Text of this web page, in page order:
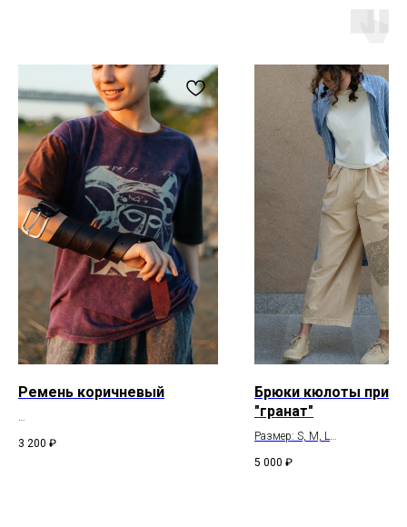
Ремень коричневый
3 200 ₽
Брюки кюлоты принт
"гранат"
Размер: S, M, L
5 000 ₽
Контакты
Доставка и оплата
Обмен и возврат
Уход за изделиями
из кожи
О материалах
+7 931 996 00 37
kanishka_spb@mail.ru
Санкт-Петербург
Лиговский пр-т, д. 74
ИП Богданова А.В.
ОГРНИП 307 7847 081 00060
ИНН 78 102 079 6336
Политика конфиденциальности
Пользовательское соглашение
Договор оферты
Сертификаты и декларации Редизайн сайта
Telegram
* компания Meta, которой принадлежат Instagram и WhatsApp
запрещена в России